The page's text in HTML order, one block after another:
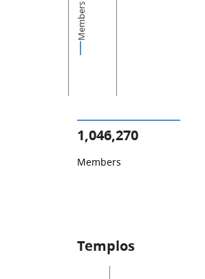
Members
1,046,270
Members
Templos